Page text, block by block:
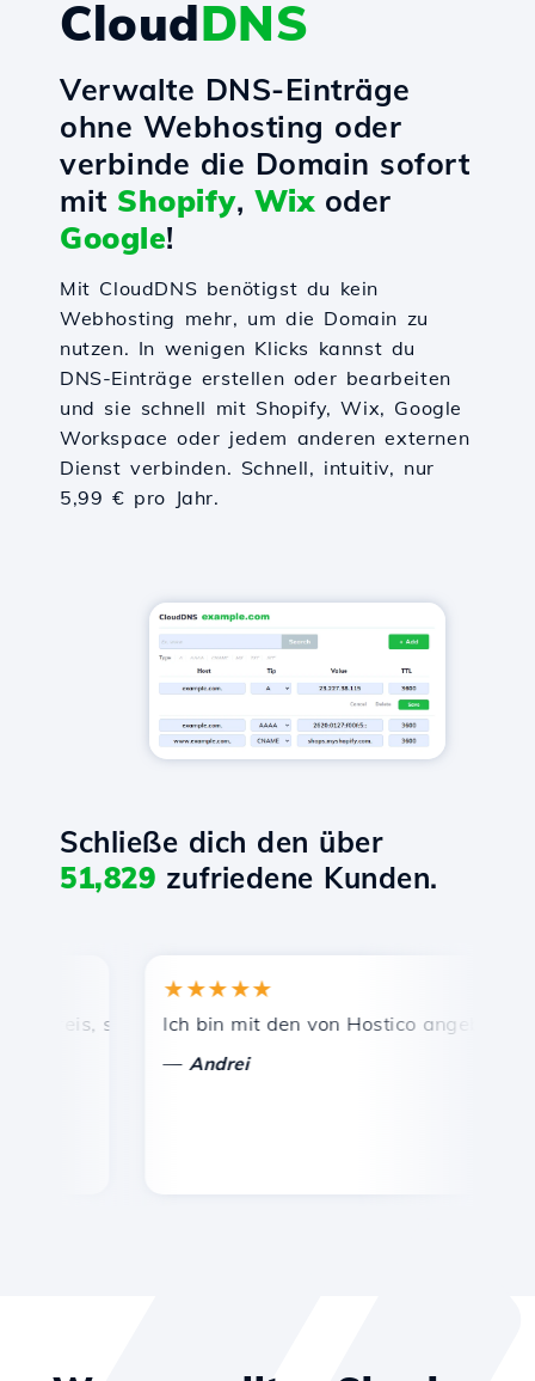
CloudDNS
Verwalte DNS-Einträge
ohne Webhosting oder
verbinde die Domain sofort
mit Shopify, Wixoder
Google!
Mit CloudDNS benötigst du kein
Webhosting mehr, um die Domain zu
nutzen. In wenigen Klicks kannst du
DNS-Einträge erstellen oder bearbeiten
und sie schnell mit Shopify, Wix, Google
Workspace oder jedem anderen externen
Dienst verbinden. Schnell, intuitiv, nur
5,99 € pro Jahr.
Schließe dich den über
51,829 zufriedene Kunden.
schnelle und effiziente technische Unterstützung.
★★★★★
Ich bin mit den von Hostico angebotenen
Andrei